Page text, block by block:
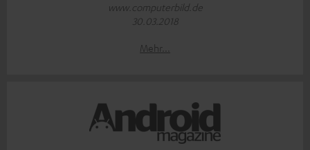
www.computerbild.de
30.03.2018
Mehr...